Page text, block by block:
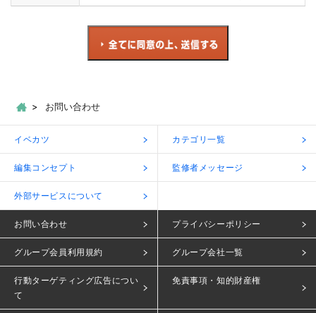
お問い合わせ
イベカツ カテゴリ一覧
編集コンセプト 監修者メッセージ
外部サービスについて
お問い合わせ プライバシーポリシー
グループ会員利用規約 グループ会社一覧
行動ターゲティング広告につい
て
免責事項・知的財産権